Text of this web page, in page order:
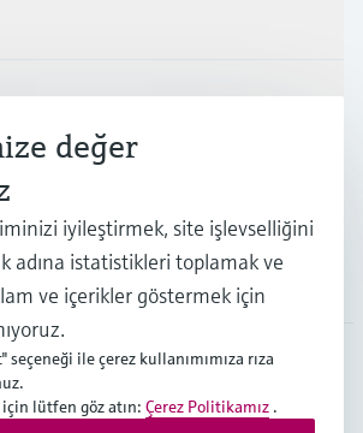
değer
iyileştirmek, site işlevselliğini
adına istatistikleri toplamak ve
ve içerikler göstermek için
ile çerez kullanımımıza rıza
için lütfen göz atın: Çerez Politikamız .